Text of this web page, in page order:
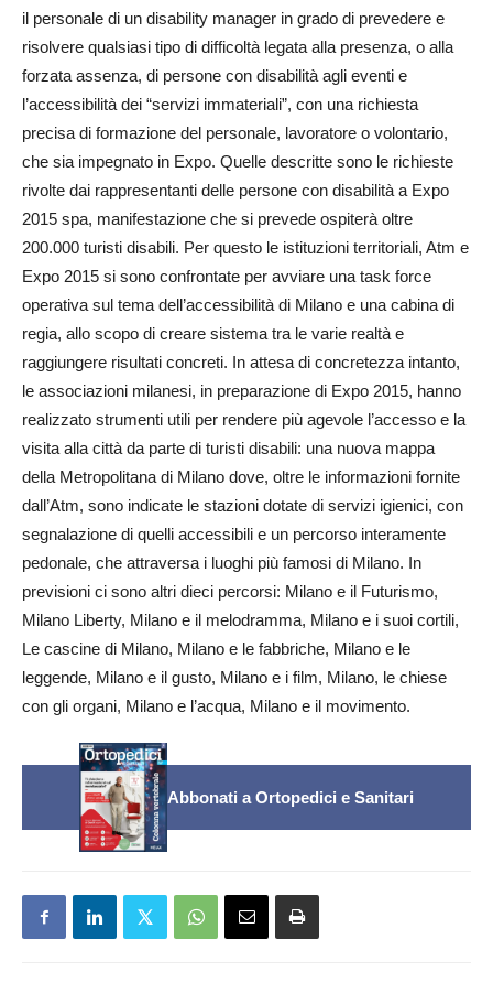
il personale di un disability manager in grado di prevedere e
risolvere qualsiasi tipo di difficoltà legata alla presenza, o alla
forzata assenza, di persone con disabilità agli eventi e
l’accessibilità dei “servizi immateriali”, con una richiesta
precisa di formazione del personale, lavoratore o volontario,
che sia impegnato in Expo. Quelle descritte sono le richieste
rivolte dai rappresentanti delle persone con disabilità a Expo
2015 spa, manifestazione che si prevede ospiterà oltre
200.000 turisti disabili. Per questo le istituzioni territoriali, Atm e
Expo 2015 si sono confrontate per avviare una task force
operativa sul tema dell’accessibilità di Milano e una cabina di
regia, allo scopo di creare sistema tra le varie realtà e
raggiungere risultati concreti. In attesa di concretezza intanto,
le associazioni milanesi, in preparazione di Expo 2015, hanno
realizzato strumenti utili per rendere più agevole l’accesso e la
visita alla città da parte di turisti disabili: una nuova mappa
della Metropolitana di Milano dove, oltre le informazioni fornite
dall’Atm, sono indicate le stazioni dotate di servizi igienici, con
segnalazione di quelli accessibili e un percorso interamente
pedonale, che attraversa i luoghi più famosi di Milano. In
previsioni ci sono altri dieci percorsi: Milano e il Futurismo,
Milano Liberty, Milano e il melodramma, Milano e i suoi cortili,
Le cascine di Milano, Milano e le fabbriche, Milano e le
leggende, Milano e il gusto, Milano e i film, Milano, le chiese
con gli organi, Milano e l’acqua, Milano e il movimento.
Abbonati a Ortopedici e Sanitari